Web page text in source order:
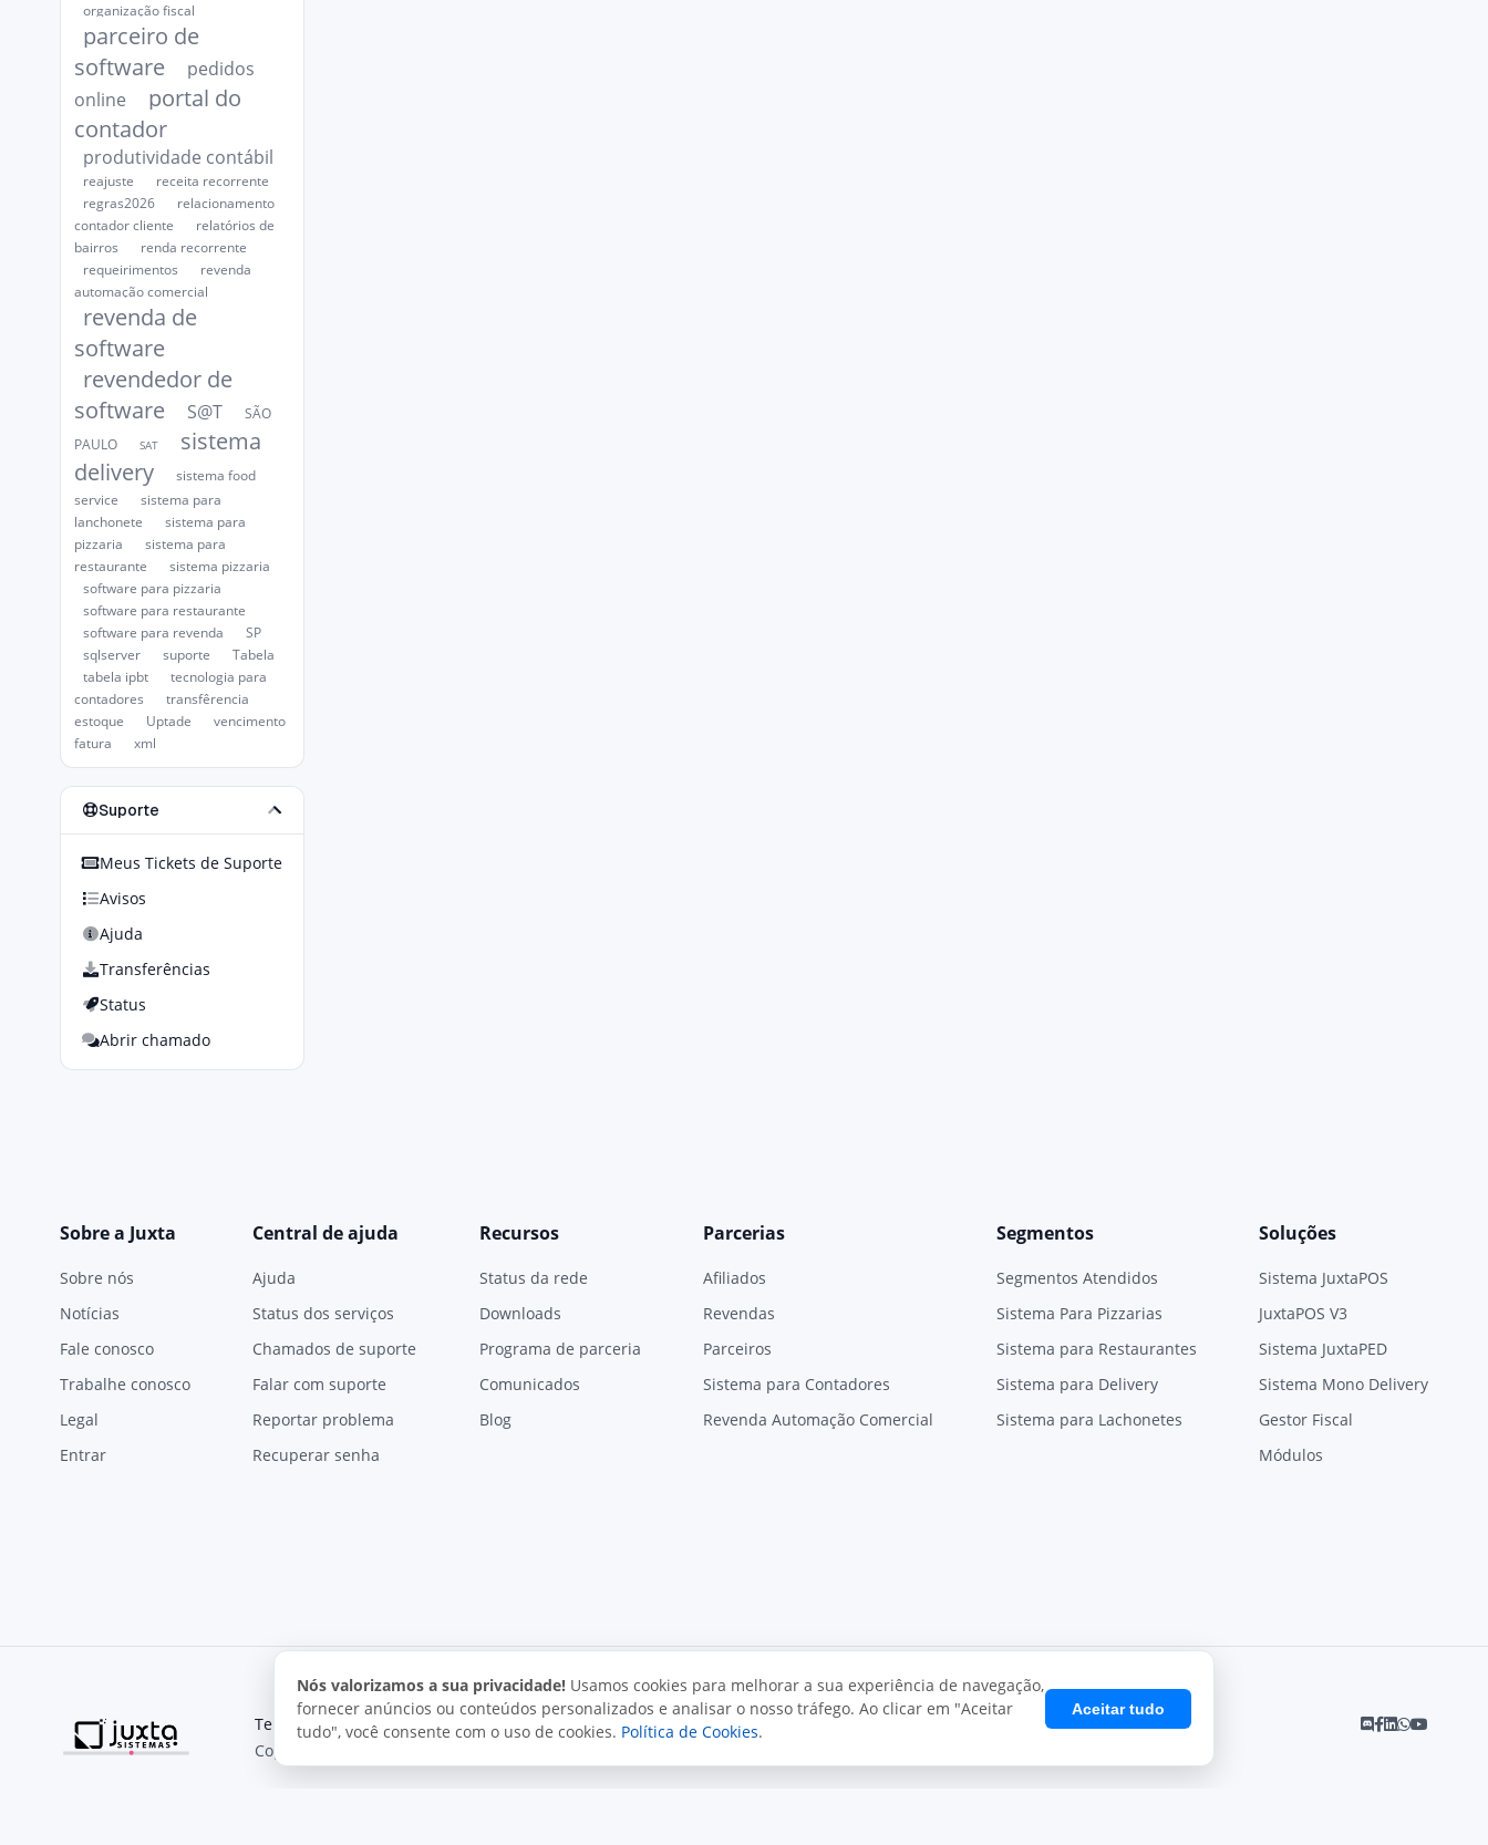
organização fiscal
parceiro de
software
pedidos
online
portal do
contador
produtividade contábil
reajuste
receita recorrente
regras2026
relacionamento
contador cliente
relatórios de
bairros
renda recorrente
requeirimentos
revenda
automação comercial
revenda de
software
revendedor de
software
S@T
SÃO
PAULO
SAT
sistema
delivery
sistema food
service
sistema para
lanchonete
sistema para
pizzaria
sistema para
restaurante
sistema pizzaria
software para pizzaria
software para restaurante
software para revenda
SP
sqlserver
suporte
Tabela
tabela ipbt
tecnologia para
contadores
transfêrencia
estoque
Uptade
vencimento
fatura
xml
Suporte
Meus Tickets de Suporte
Avisos
Ajuda
Transferências
Status
Abrir chamado
Sobre a Juxta
Sobre nós
Notícias
Fale conosco
Trabalhe conosco
Legal
Entrar
Central de ajuda
Ajuda
Status dos serviços
Chamados de suporte
Falar com suporte
Reportar problema
Recuperar senha
Recursos
Status da rede
Downloads
Programa de parceria
Comunicados
Blog
Parcerias
Afiliados
Revendas
Parceiros
Sistema para Contadores
Revenda Automação Comercial
Segmentos
Segmentos Atendidos
Sistema Para Pizzarias
Sistema para Restaurantes
Sistema para Delivery
Sistema para Lachonetes
Soluções
Sistema JuxtaPOS
JuxtaPOS V3
Sistema JuxtaPED
Sistema Mono Delivery
Gestor Fiscal
Módulos
Nós valorizamos a sua privacidade! Usamos cookies para melhorar a sua experiência de navegação,
fornecer anúncios ou conteúdos personalizados e analisar o nosso tráfego. Ao clicar em "Aceitar
tudo", você consente com o uso de cookies. Política de Cookies.
Aceitar tudo
Termos de uso Política de privacidade Uso aceitável
Direitos autorais
Copyright © 2026, Juxta Sistemas. Todos os direitos reservados.